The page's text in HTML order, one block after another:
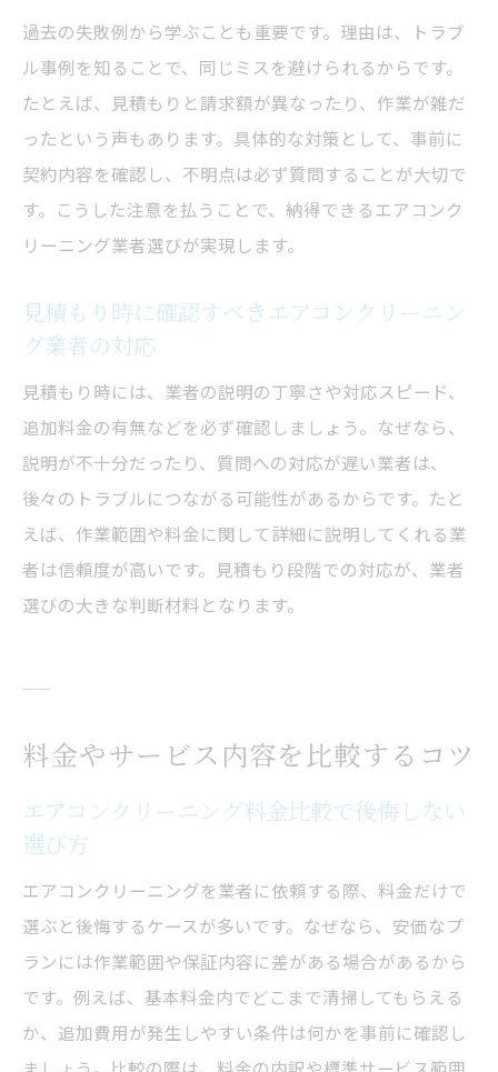
過去の失敗例から学ぶことも重要です。理由は、トラブ
ル事例を知ることで、同じミスを避けられるからです。
たとえば、見積もりと請求額が異なったり、作業が雑だ
ったという声もあります。具体的な対策として、事前に
契約内容を確認し、不明点は必ず質問することが大切で
す。こうした注意を払うことで、納得できるエアコンク
リーニング業者選びが実現します。
見積もり時に確認すべきエアコンクリーニン
グ業者の対応
見積もり時には、業者の説明の丁寧さや対応スピード、
追加料金の有無などを必ず確認しましょう。なぜなら、
説明が不十分だったり、質問への対応が遅い業者は、
後々のトラブルにつながる可能性があるからです。たと
えば、作業範囲や料金に関して詳細に説明してくれる業
者は信頼度が高いです。見積もり段階での対応が、業者
選びの大きな判断材料となります。
料金やサービス内容を比較するコツ
エアコンクリーニング料金比較で後悔しない
選び方
エアコンクリーニングを業者に依頼する際、料金だけで
選ぶと後悔するケースが多いです。なぜなら、安価なプ
ランには作業範囲や保証内容に差がある場合があるから
です。例えば、基本料金内でどこまで清掃してもらえる
か、追加費用が発生しやすい条件は何かを事前に確認し